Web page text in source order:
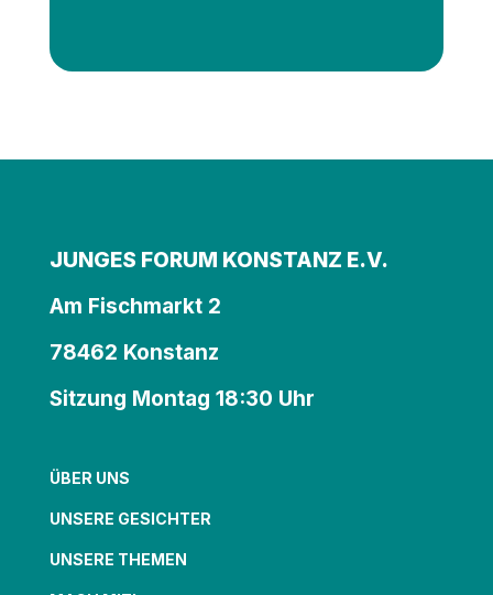
JUNGES FORUM KONSTANZ E.V.
Am Fischmarkt 2
78462 Konstanz
Sitzung Montag 18:30 Uhr
ÜBER UNS
UNSERE GESICHTER
UNSERE THEMEN